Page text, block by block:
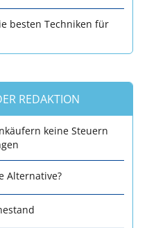
besten Techniken für
REDAKTION
keine Steuern
Alternative?